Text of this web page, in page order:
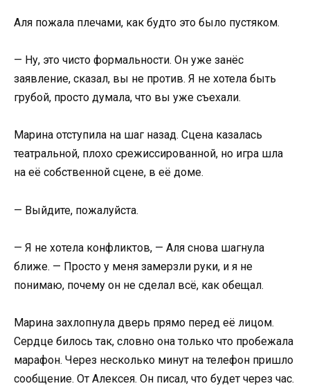
Аля пожала плечами, как будто это было пустяком.
— Ну, это чисто формальности. Он уже занёс
заявление, сказал, вы не против. Я не хотела быть
грубой, просто думала, что вы уже съехали.
Марина отступила на шаг назад. Сцена казалась
театральной, плохо срежиссированной, но игра шла
на её собственной сцене, в её доме.
— Выйдите, пожалуйста.
— Я не хотела конфликтов, — Аля снова шагнула
ближе. — Просто у меня замерзли руки, и я не
понимаю, почему он не сделал всё, как обещал.
Марина захлопнула дверь прямо перед её лицом.
Сердце билось так, словно она только что пробежала
марафон. Через несколько минут на телефон пришло
сообщение. От Алексея. Он писал, что будет через час.